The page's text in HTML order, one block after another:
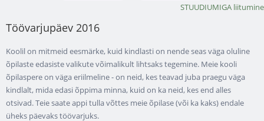
STUUDIUMIGA liitumine
Töövarjupäev 2016
Koolil on mitmeid eesmärke, kuid kindlasti on nende seas väga oluline
õpilaste edasiste valikute võimalikult lihtsaks tegemine. Meie kooli
õpilaspere on väga eriilmeline - on neid, kes teavad juba praegu väga
kindlalt, mida edasi õppima minna, kuid on ka neid, kes end alles
otsivad. Teie saate appi tulla võttes meie õpilase (või ka kaks) endale
üheks päevaks töövarjuks.